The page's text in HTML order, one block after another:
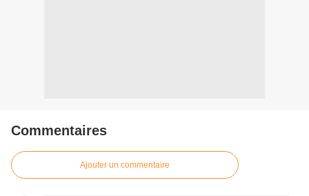
Commentaires
Ajouter un commentaire